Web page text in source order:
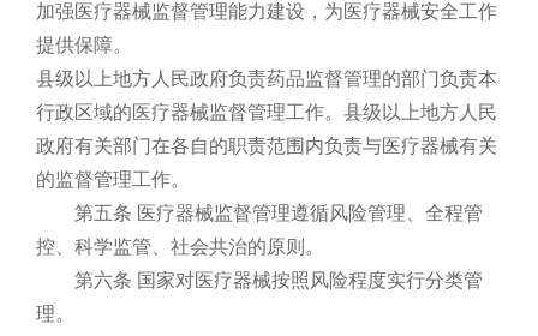
加强医疗器械监督管理能力建设，为医疗器械安全工作
提供保障。
县级以上地方人民政府负责药品监督管理的部门负责本
行政区域的医疗器械监督管理工作。县级以上地方人民
政府有关部门在各自的职责范围内负责与医疗器械有关
的监督管理工作。
第五条 医疗器械监督管理遵循风险管理、全程管
控、科学监管、社会共治的原则。
第六条 国家对医疗器械按照风险程度实行分类管
理。